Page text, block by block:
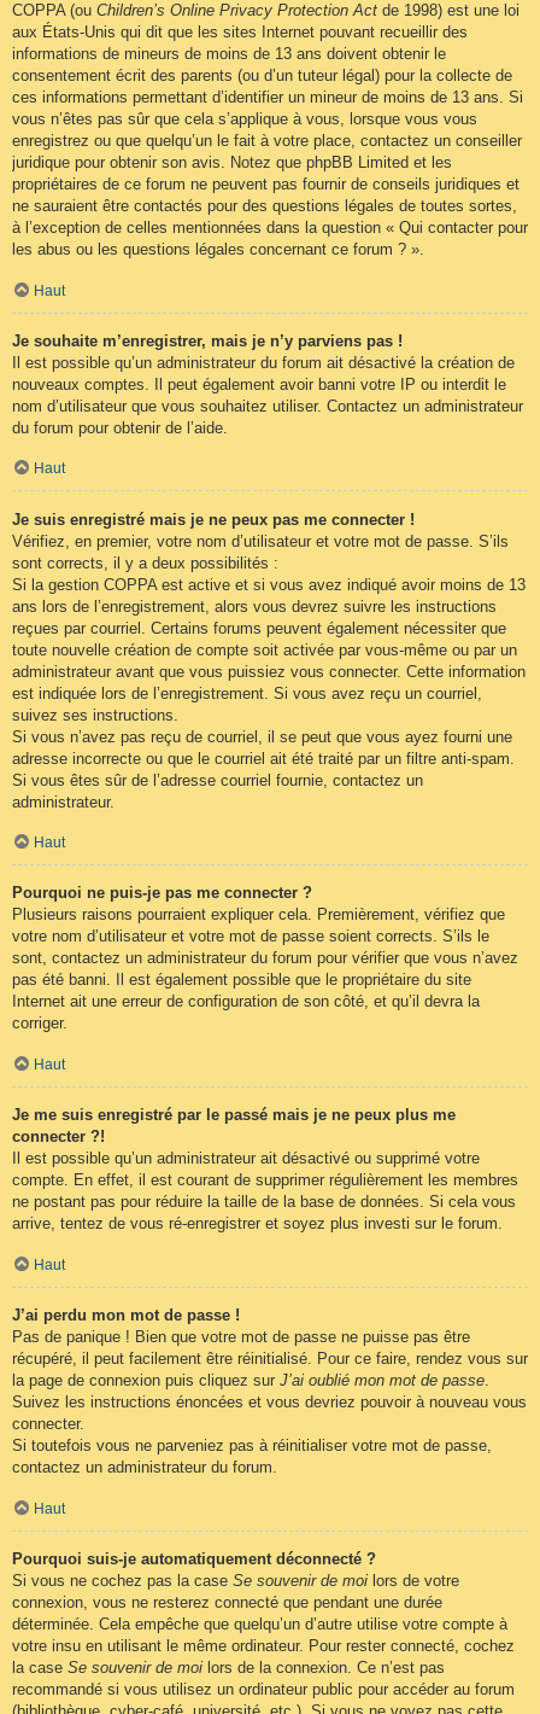
COPPA (ou Children’s Online Privacy Protection Act de 1998) est une loi
aux États-Unis qui dit que les sites Internet pouvant recueillir des
informations de mineurs de moins de 13 ans doivent obtenir le
consentement écrit des parents (ou d’un tuteur légal) pour la collecte de
ces informations permettant d’identifier un mineur de moins de 13 ans. Si
vous n’êtes pas sûr que cela s’applique à vous, lorsque vous vous
enregistrez ou que quelqu’un le fait à votre place, contactez un conseiller
juridique pour obtenir son avis. Notez que phpBB Limited et les
propriétaires de ce forum ne peuvent pas fournir de conseils juridiques et
ne sauraient être contactés pour des questions légales de toutes sortes,
à l’exception de celles mentionnées dans la question « Qui contacter pour
les abus ou les questions légales concernant ce forum ? ».
Haut
Je souhaite m’enregistrer, mais je n’y parviens pas !
Il est possible qu’un administrateur du forum ait désactivé la création de
nouveaux comptes. Il peut également avoir banni votre IP ou interdit le
nom d’utilisateur que vous souhaitez utiliser. Contactez un administrateur
du forum pour obtenir de l’aide.
Haut
Je suis enregistré mais je ne peux pas me connecter !
Vérifiez, en premier, votre nom d’utilisateur et votre mot de passe. S’ils
sont corrects, il y a deux possibilités :
Si la gestion COPPA est active et si vous avez indiqué avoir moins de 13
ans lors de l’enregistrement, alors vous devrez suivre les instructions
reçues par courriel. Certains forums peuvent également nécessiter que
toute nouvelle création de compte soit activée par vous-même ou par un
administrateur avant que vous puissiez vous connecter. Cette information
est indiquée lors de l’enregistrement. Si vous avez reçu un courriel,
suivez ses instructions.
Si vous n’avez pas reçu de courriel, il se peut que vous ayez fourni une
adresse incorrecte ou que le courriel ait été traité par un filtre anti-spam.
Si vous êtes sûr de l’adresse courriel fournie, contactez un
administrateur.
Haut
Pourquoi ne puis-je pas me connecter ?
Plusieurs raisons pourraient expliquer cela. Premièrement, vérifiez que
votre nom d’utilisateur et votre mot de passe soient corrects. S’ils le
sont, contactez un administrateur du forum pour vérifier que vous n’avez
pas été banni. Il est également possible que le propriétaire du site
Internet ait une erreur de configuration de son côté, et qu’il devra la
corriger.
Haut
Je me suis enregistré par le passé mais je ne peux plus me
connecter ?!
Il est possible qu’un administrateur ait désactivé ou supprimé votre
compte. En effet, il est courant de supprimer régulièrement les membres
ne postant pas pour réduire la taille de la base de données. Si cela vous
arrive, tentez de vous ré-enregistrer et soyez plus investi sur le forum.
Haut
J’ai perdu mon mot de passe !
Pas de panique ! Bien que votre mot de passe ne puisse pas être
récupéré, il peut facilement être réinitialisé. Pour ce faire, rendez vous sur
la page de connexion puis cliquez sur J’ai oublié mon mot de passe.
Suivez les instructions énoncées et vous devriez pouvoir à nouveau vous
connecter.
Si toutefois vous ne parveniez pas à réinitialiser votre mot de passe,
contactez un administrateur du forum.
Haut
Pourquoi suis-je automatiquement déconnecté ?
Si vous ne cochez pas la case Se souvenir de moi lors de votre
connexion, vous ne resterez connecté que pendant une durée
déterminée. Cela empêche que quelqu’un d’autre utilise votre compte à
votre insu en utilisant le même ordinateur. Pour rester connecté, cochez
la case Se souvenir de moi lors de la connexion. Ce n’est pas
recommandé si vous utilisez un ordinateur public pour accéder au forum